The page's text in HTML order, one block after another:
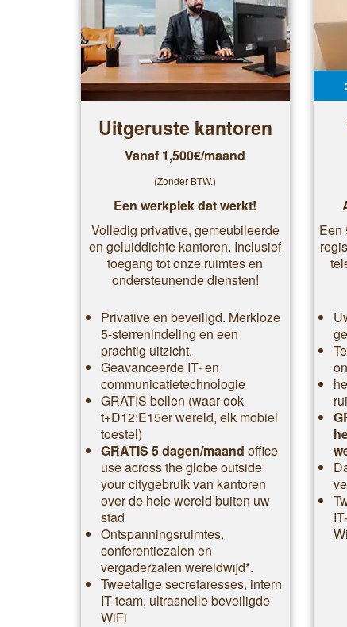
Uitgeruste kantoren
Vanaf 1,500€/maand
(Zonder BTW.)
Een werkplek dat werkt!
Volledig privative, gemeubileerde
en geluiddichte kantoren. Inclusief
toegang tot onze ruimtes en
ondersteunende diensten!
Privative en beveiligd. Merkloze
5-sterrenindeling en een
prachtig uitzicht.
Geavanceerde IT- en
communicatietechnologie
GRATIS bellen (waar ook
t+D12:E15er wereld, elk mobiel
toestel)
GRATIS 5 dagen/maand office
use across the globe outside
your citygebruik van kantoren
over de hele wereld buiten uw
stad
Ontspanningsruimtes,
conferentiezalen en
vergaderzalen wereldwijd*.
Tweetalige secretaresses, intern
IT-team, ultrasnelle beveiligde
WiFi
Een